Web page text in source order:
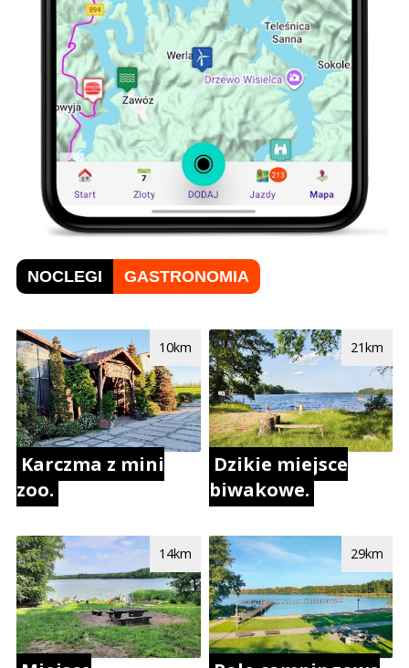
NOCLEGI GASTRONOMIA
Karczma z mini
zoo.
10km
14km
Dzikie miejsce
biwakowe.
21km
29km